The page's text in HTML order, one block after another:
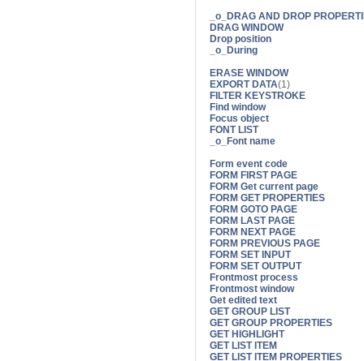
_o_DRAG AND DROP
DRAG WINDOW
Drop position
_o_During
ERASE WINDOW
EXPORT DATA(1)
FILTER KEYSTROKE
Find window
Focus object
FONT LIST
_o_Font name
Form event code
FORM FIRST PAGE
FORM Get current page
FORM GET PROPERTIES
FORM GOTO PAGE
FORM LAST PAGE
FORM NEXT PAGE
FORM PREVIOUS PAGE
FORM SET INPUT
FORM SET OUTPUT
Frontmost process
Frontmost window
Get edited text
GET GROUP LIST
GET GROUP PROPERTIES
GET HIGHLIGHT
GET LIST ITEM
GET LIST ITEM PROPERTIES